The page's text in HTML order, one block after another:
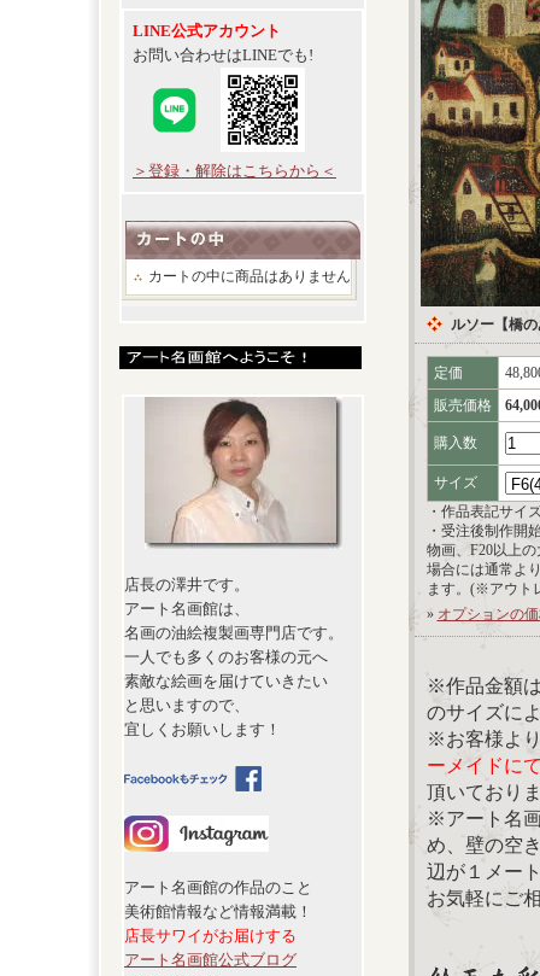
LINE公式アカウント
お問い合わせはLINEでも!
＞登録・解除はこちらから＜
カートの中に商品はありません
店長の澤井です。
アート名画館は、
名画の油絵複製画専門店です。
一人でも多くのお客様の元へ
素敵な絵画を届けていきたい
と思いますので、
宜しくお願いします！
アート名画館の作品のこと
美術館情報など情報満載！
店長サワイがお届けする
アート名画館公式ブログ
ルソー【橋
定価
販売価格
購入数
サイズ
・作品表記サイ
・受注後制作開
物画、F20以上
場合には通常よ
ます。(※アウト
» オプションの
※作品金額
のサイズに
※お客様よ
ーメイドに
頂いており
※アート名
め、壁の空
辺が１メー
お気軽にご